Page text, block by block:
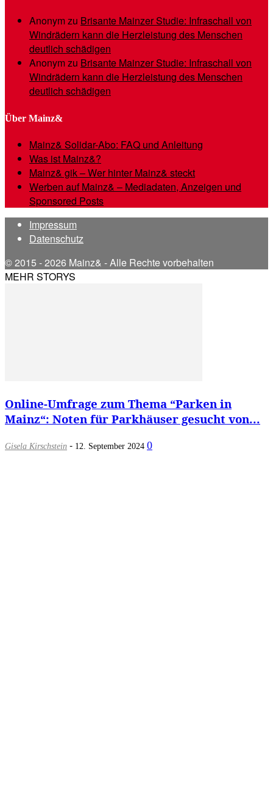
Anonymzu Brisante Mainzer Studie: Infraschall von
Windrädern kann die Herzleistung des Menschen
deutlich schädigen
Anonymzu Brisante Mainzer Studie: Infraschall von
Windrädern kann die Herzleistung des Menschen
deutlich schädigen
Über Mainz&
Mainz& Solidar-Abo: FAQ und Anleitung
Was ist Mainz&?
Mainz& gik – Wer hinter Mainz& steckt
Werben auf Mainz& – Mediadaten, Anzeigen und
Sponsored Posts
Impressum
Datenschutz
© 2015 - 2026 Mainz& - Alle Rechte vorbehalten
MEHR STORYS
Online-Umfrage zum Thema “Parken in
Mainz“: Noten für Parkhäuser gesucht von...
Gisela Kirschstein - 12. September 2024 0